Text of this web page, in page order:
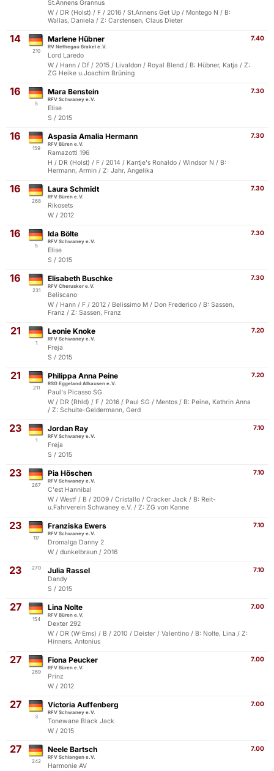
St.Annens Grannus
W / DR (Holst) / F / 2016 / St.Annens Get Up / Montego N / B:
Wallas, Daniela / Z: Carstensen, Claus Dieter
14
210
7.40
Marlene Hübner
RV Nethegau Brakel e.V.
Lord Laredo
W / Hann / Df / 2015 / Livaldon / Royal Blend / B: Hübner, Katja / Z:
ZG Heike u.Joachim Brüning
16
5
7.30
Mara Benstein
RFV Schwaney e.V.
Elise
S / 2015
16
159
7.30
Aspasia Amalia Hermann
RFV Büren e.V.
Ramazotti 196
H / DR (Holst) / F / 2014 / Kantje's Ronaldo / Windsor N / B:
Hermann, Armin / Z: Jahr, Angelika
16
268
7.30
Laura Schmidt
RFV Büren e.V.
Rikosets
W / 2012
16
5
7.30
Ida Bölte
RFV Schwaney e.V.
Elise
S / 2015
16
231
7.30
Elisabeth Buschke
RFV Cherusker e.V.
Beliscano
W / Hann / F / 2012 / Belissimo M / Don Frederico / B: Sassen,
Franz / Z: Sassen, Franz
21
1
7.20
Leonie Knoke
RFV Schwaney e.V.
Freja
S / 2015
21
211
7.20
Philippa Anna Peine
RSG Eggeland Alhausen e.V.
Paul's Picasso SG
W / DR (Rhld) / F / 2016 / Paul SG / Mentos / B: Peine, Kathrin Anna
/ Z: Schulte-Geldermann, Gerd
23
1
7.10
Jordan Ray
RFV Schwaney e.V.
Freja
S / 2015
23
267
7.10
Pia Höschen
RFV Schwaney e.V.
C'est Hannibal
W / Westf / B / 2009 / Cristallo / Cracker Jack / B: Reit-
u.Fahrverein Schwaney e.V. / Z: ZG von Kanne
23
117
7.10
Franziska Ewers
RFV Schwaney e.V.
Dromalga Danny 2
W / dunkelbraun / 2016
23 270 7.10
Julia Rassel
Dandy
S / 2015
27
154
7.00
Lina Nolte
RFV Büren e.V.
Dexter 292
W / DR (W-Ems) / B / 2010 / Deister / Valentino / B: Nolte, Lina / Z:
Hinners, Antonius
27
269
7.00
Fiona Peucker
RFV Büren e.V.
Prinz
W / 2012
27
3
7.00
Victoria Auffenberg
RFV Schwaney e.V.
Tonewane Black Jack
W / 2015
27
242
7.00
Neele Bartsch
RFV Schlangen e.V.
Harmonie AV